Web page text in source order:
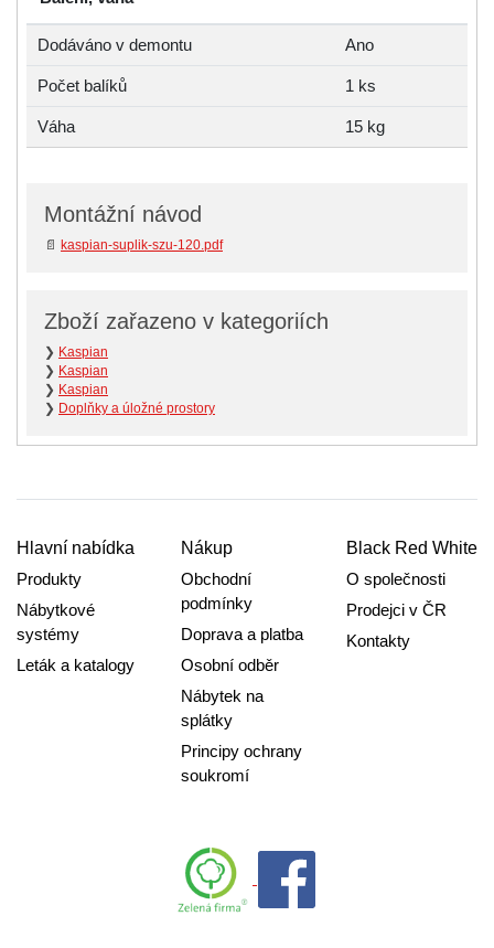
Dodáváno v demontu Ano
Počet balíků 1 ks
Váha 15 kg
Montážní návod
📄 kaspian-suplik-szu-120.pdf
Zboží zařazeno v kategoriích
❯ Kaspian
❯ Kaspian
❯ Kaspian
❯ Doplňky a úložné prostory
Hlavní nabídka
Produkty
Nábytkové
systémy
Leták a katalogy
Nákup
Obchodní
podmínky
Doprava a platba
Osobní odběr
Nábytek na
splátky
Principy ochrany
soukromí
Black Red White
O společnosti
Prodejci v ČR
Kontakty